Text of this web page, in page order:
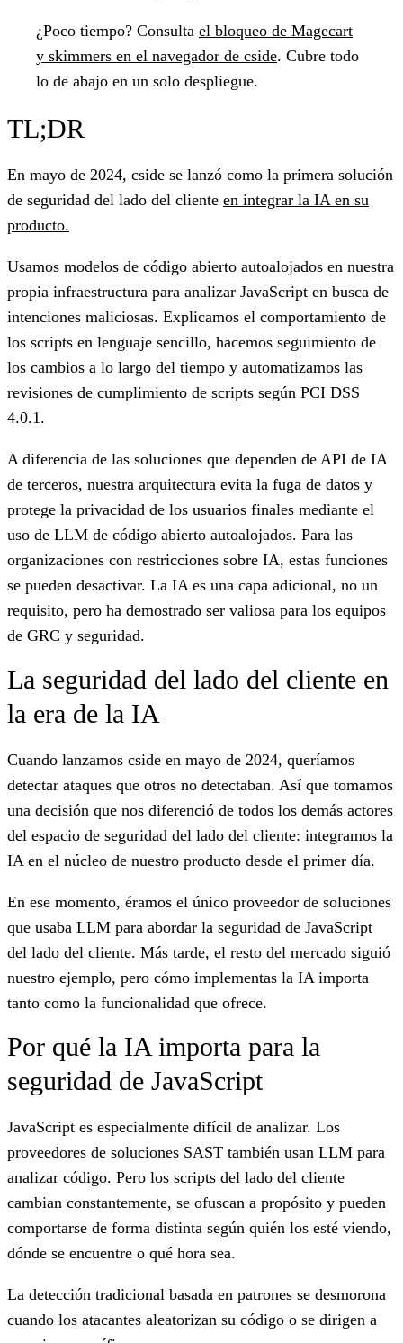
¿Poco tiempo? Consulta el bloqueo de Magecart
y skimmers en el navegador de cside. Cubre todo
lo de abajo en un solo despliegue.
TL;DR
En mayo de 2024, cside se lanzó como la primera solución
de seguridad del lado del cliente en integrar la IA en su
producto.
Usamos modelos de código abierto autoalojados en nuestra
propia infraestructura para analizar JavaScript en busca de
intenciones maliciosas. Explicamos el comportamiento de
los scripts en lenguaje sencillo, hacemos seguimiento de
los cambios a lo largo del tiempo y automatizamos las
revisiones de cumplimiento de scripts según PCI DSS
4.0.1.
A diferencia de las soluciones que dependen de API de IA
de terceros, nuestra arquitectura evita la fuga de datos y
protege la privacidad de los usuarios finales mediante el
uso de LLM de código abierto autoalojados. Para las
organizaciones con restricciones sobre IA, estas funciones
se pueden desactivar. La IA es una capa adicional, no un
requisito, pero ha demostrado ser valiosa para los equipos
de GRC y seguridad.
La seguridad del lado del cliente en
la era de la IA
Cuando lanzamos cside en mayo de 2024, queríamos
detectar ataques que otros no detectaban. Así que tomamos
una decisión que nos diferenció de todos los demás actores
del espacio de seguridad del lado del cliente: integramos la
IA en el núcleo de nuestro producto desde el primer día.
En ese momento, éramos el único proveedor de soluciones
que usaba LLM para abordar la seguridad de JavaScript
del lado del cliente. Más tarde, el resto del mercado siguió
nuestro ejemplo, pero cómo implementas la IA importa
tanto como la funcionalidad que ofrece.
Por qué la IA importa para la
seguridad de JavaScript
JavaScript es especialmente difícil de analizar. Los
proveedores de soluciones SAST también usan LLM para
analizar código. Pero los scripts del lado del cliente
cambian constantemente, se ofuscan a propósito y pueden
comportarse de forma distinta según quién los esté viendo,
dónde se encuentre o qué hora sea.
La detección tradicional basada en patrones se desmorona
cuando los atacantes aleatorizan su código o se dirigen a